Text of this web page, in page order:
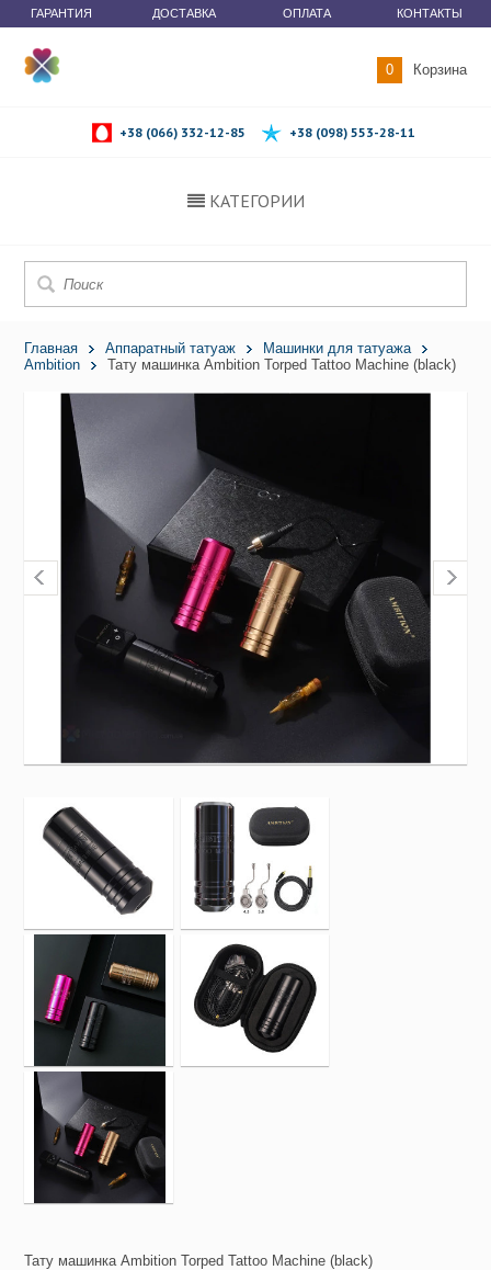
ГАРАНТИЯ ДОСТАВКА ОПЛАТА КОНТАКТЫ
0 Корзина
+38 (066) 332-12-85 +38 (098) 553-28-11
КАТЕГОРИИ
Главная Аппаратный татуаж
Машинки для татуажа
Ambition
Тату машинка Ambition Torped Tattoo Machine (black)
Тату машинка Ambition Torped Tattoo Machine (black)